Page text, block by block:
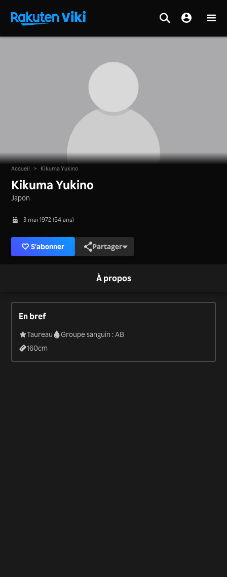
Accueil > Kikuma Yukino
Kikuma Yukino
Japon
3 mai 1972 (54 ans)
S'abonner Partager
À propos
En bref
Taureau
Groupe sanguin : AB
160cm